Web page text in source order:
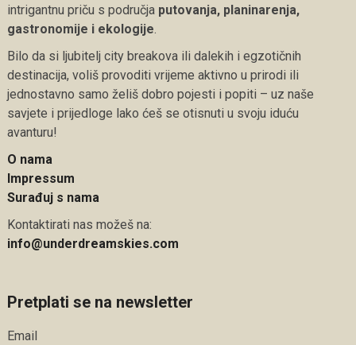
intrigantnu priču s područja putovanja, planinarenja,
gastronomije i ekologije.
Bilo da si ljubitelj city breakova ili dalekih i egzotičnih
destinacija, voliš provoditi vrijeme aktivno u prirodi ili
jednostavno samo želiš dobro pojesti i popiti – uz naše
savjete i prijedloge lako ćeš se otisnuti u svoju iduću
avanturu!
O nama
Impressum
Surađuj s nama
Kontaktirati nas možeš na:
info@underdreamskies.com
Pretplati se na newsletter
Email